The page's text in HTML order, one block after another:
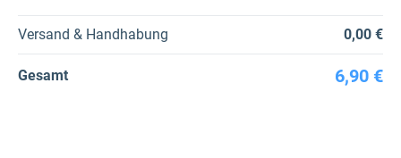
Versand & Handhabung 0,00 €
Gesamt 6,90 €